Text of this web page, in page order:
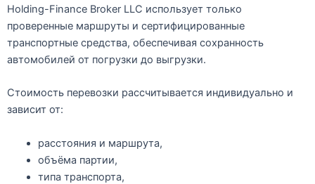
Holding-Finance Broker LLC использует только
проверенные маршруты и сертифицированные
транспортные средства, обеспечивая сохранность
автомобилей от погрузки до выгрузки.
Стоимость перевозки рассчитывается индивидуально и
зависит от:
расстояния и маршрута,
объёма партии,
типа транспорта,